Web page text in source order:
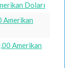
Doları
Amerikan
Amerikan